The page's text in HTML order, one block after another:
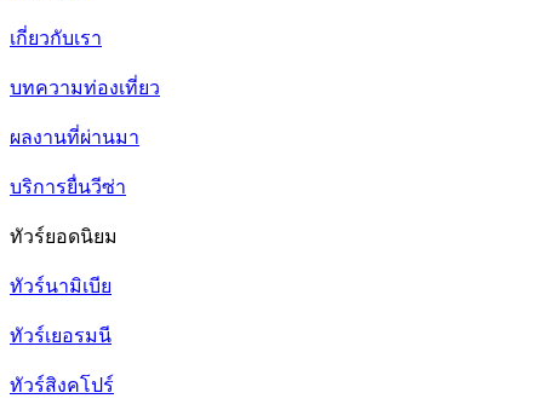
เกี่ยวกับเรา
บทความท่องเที่ยว
ผลงานที่ผ่านมา
บริการยื่นวีซ่า
ทัวร์ยอดนิยม
ทัวร์นามิเบีย
ทัวร์เยอรมนี
ทัวร์สิงคโปร์